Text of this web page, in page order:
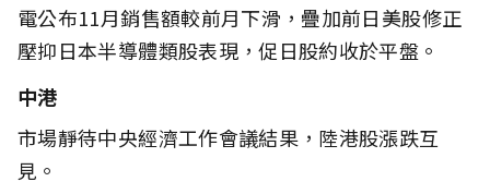
電公布11月銷售額較前月下滑，疊加前日美股修正
壓抑日本半導體類股表現，促日股約收於平盤。
中港
市場靜待中央經濟工作會議結果，陸港股漲跌互
見。